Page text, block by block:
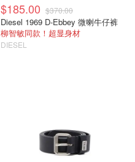
$185.00 $370.00
Diesel 1969 D-Ebbey 微喇牛仔裤
柳智敏同款！超显身材
DIESEL